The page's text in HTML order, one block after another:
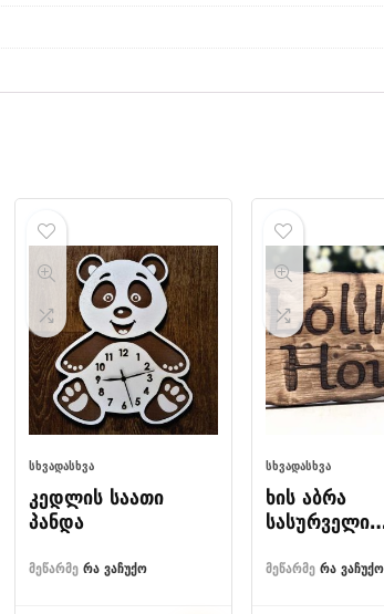
ᲡᲮᲕᲐᲓᲐᲡᲮᲕᲐ
კედლის საათი
პანდა
მეწარმე რა ვაჩუქო
ᲡᲮᲕᲐᲓᲐᲡᲮᲕᲐ
ხის აბრა
სასურველი
მეწარმე რა ვაჩუქო